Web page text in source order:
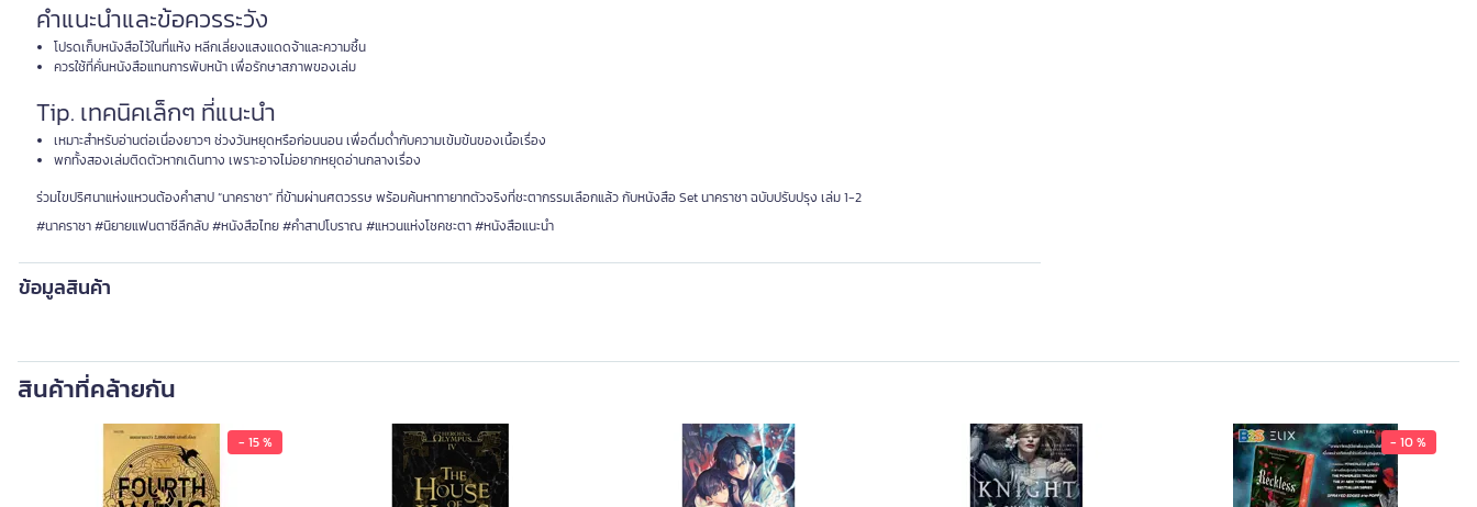
คำแนะนำและข้อควรระวัง
โปรดเก็บหนังสือไว้ในที่แห้ง หลีกเลี่ยงแสงแดดจ้าและความชื้น
ควรใช้ที่คั่นหนังสือแทนการพับหน้า เพื่อรักษาสภาพของเล่ม
Tip. เทคนิคเล็กๆ ที่แนะนำ
เหมาะสำหรับอ่านต่อเนื่องยาวๆ ช่วงวันหยุดหรือก่อนนอน เพื่อดื่มด่ำกับความเข้มข้นของเนื้อเรื่อง
พกทั้งสองเล่มติดตัวหากเดินทาง เพราะอาจไม่อยากหยุดอ่านกลางเรื่อง
ร่วมไขปริศนาแห่งแหวนต้องคำสาป “นาคราชา” ที่ข้ามผ่านศตวรรษ พร้อมค้นหาทายาทตัวจริงที่ชะตากรรมเลือกแล้ว กับหนังสือ Set นาคราชา ฉบับปรับปรุง เล่ม 1-2
#นาคราชา #นิยายแฟนตาซีลึกลับ #หนังสือไทย #คำสาปโบราณ #แหวนแห่งโชคชะตา #หนังสือแนะนำ
ข้อมูลสินค้า
สินค้าที่คล้ายกัน
- 15 % - 10 %